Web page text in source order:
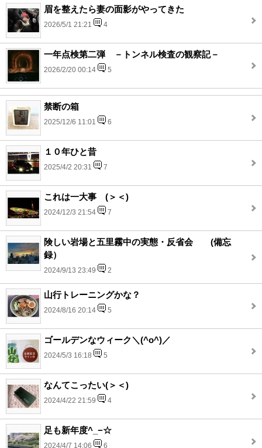
眉を整えたら妻の面影がやってきた
2026/5/1 21:21 4
一年点検第二弾 －トンネル検査の観察記－
2026/2/20 00:14 5
禁断の箱
2025/12/6 11:01 6
１０年ひと昔
2025/4/2 20:31 7
これは一大事 (＞＜)
2024/12/3 21:54 7
険しい岩場と五里霧中の実態・反省会 (備忘
録）
2024/9/13 23:49 2
山行トレーニングかな？
2024/8/16 20:14 5
ゴールデンなウィーク＼(^o^)／
2024/5/3 16:18 5
なんてこったい(＞＜)
2024/4/22 21:59 4
足も新年度^_−☆
2024/4/7 14:06 6